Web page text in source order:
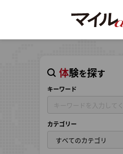
体験を探す
キーワード
カテゴリー